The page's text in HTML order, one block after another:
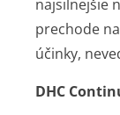
najsilnejšie
prechode
účinky,
DHC